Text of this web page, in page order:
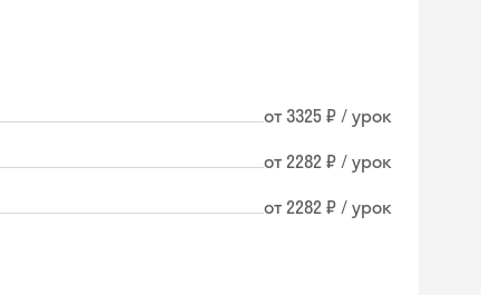
от 3325 ₽ / урок
от 2282 ₽ / урок
от 2282 ₽ / урок